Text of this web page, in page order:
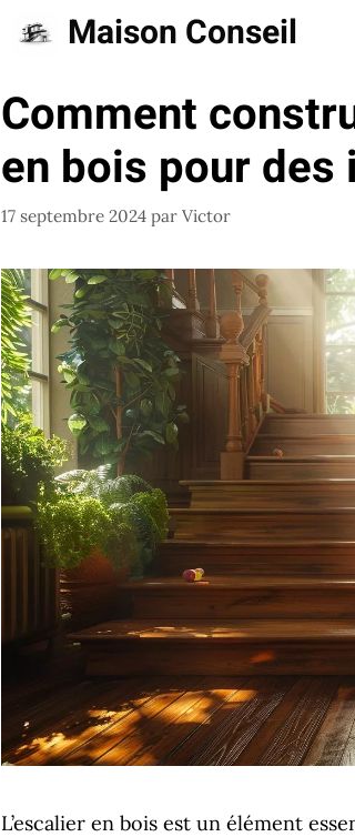
Maison Conseil
Comment
en bois pour
17 septembre 2024 par Victor
L’escalier en bois est un élément